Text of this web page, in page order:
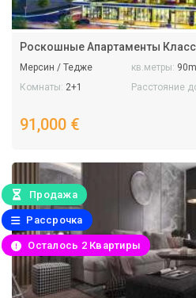
Роскошные Aпартаменты
Мерсин / Тедже кв.метры:
Комнаты: 2+1 Расстояние
91,000 €
Продажа
Рассрочка
Осталось 2 Квартиры